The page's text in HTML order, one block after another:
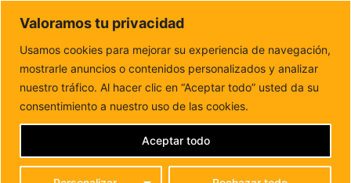
Valoramos tu privacidad
Usamos cookies para mejorar su experiencia de navegación,
mostrarle anuncios o contenidos personalizados y analizar
nuestro tráfico. Al hacer clic en “Aceptar todo” usted da su
consentimiento a nuestro uso de las cookies.
Aceptar todo
DUNAS FM
Tu informacion de forma cercana
Inicio FUERTEVENTURA
Aprobado en Pleno el Plan
Estratégico de Subvenciones para la reactivación del...
APROBADO EN PLENO
EL PLAN ESTRATÉGICO
DE SUBVENCIONES